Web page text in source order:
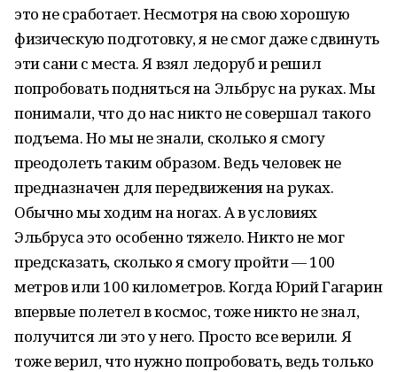
это не сработает. Несмотря на свою хорошую
физическую подготовку, я не смог даже сдвинуть
эти сани с места. Я взял ледоруб и решил
попробовать подняться на Эльбрус на руках. Мы
понимали, что до нас никто не совершал такого
подъема. Но мы не знали, сколько я смогу
преодолеть таким образом. Ведь человек не
предназначен для передвижения на руках.
Обычно мы ходим на ногах. А в условиях
Эльбруса это особенно тяжело. Никто не мог
предсказать, сколько я смогу пройти — 100
метров или 100 километров. Когда Юрий Гагарин
впервые полетел в космос, тоже никто не знал,
получится ли это у него. Просто все верили. Я
тоже верил, что нужно попробовать, ведь только